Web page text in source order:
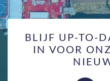
BLIJF UP-TO-
IN VOOR